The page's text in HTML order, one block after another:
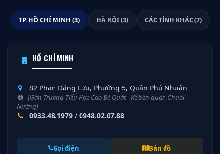
TP. HỒ CHÍ MINH (3) HÀ NỘI (3) CÁC TỈNH KHÁC (7)
HỒ CHÍ MINH
82 Phan Đăng Lưu, Phường 5, Quận Phú Nhuận
(Gần Trường Tiểu Học Cao Bá Quát - Kế bên quán Chuối
Nướng)
0933.48.1979 / 0948.02.07.88
Gọi điện Bản đồ